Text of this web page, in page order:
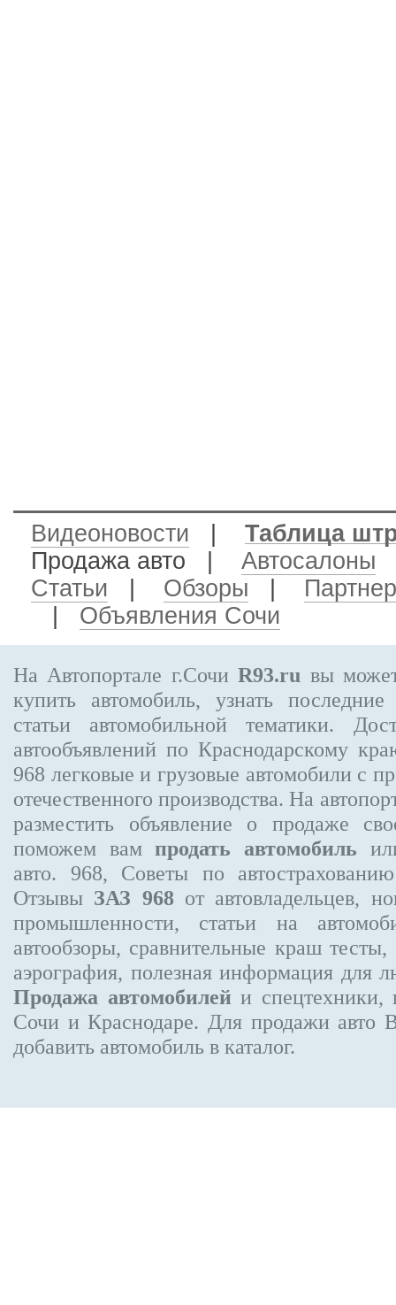
Видеоновости
Таблица
Продажа авто
Автосалоны
Статьи
Обзоры
Объявления Сочи
На Автопортале г.СочиR93.ru вы
купить автомобиль, узнать
статьи автомобильной тематики.
автообъявлений по Краснодарскому
968 легковые и грузовые автомобили с
отечественного производства. На
разместить объявление о продаже
поможем вампродать автомобиль
авто. 968, Советы по
Отзывы ЗАЗ 968 от автовладельцев,
промышленности, статьи на
автообзоры, сравнительные краш
аэрография, полезная информация для
Продажа автомобилей и спецтехники,
Сочи и Краснодаре. Для продажи авто
добавить автомобиль в каталог.